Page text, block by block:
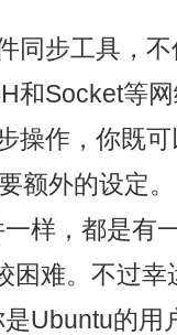
同步工具，
和Socket等
操作，你既
额外的设定。
样，都是有
困难。不过
Ubuntu的用